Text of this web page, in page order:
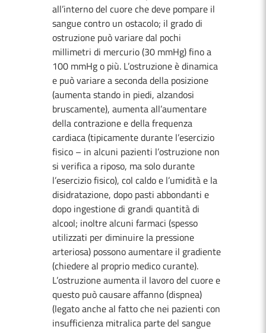
all’interno del cuore che deve pompare il
sangue contro un ostacolo; il grado di
ostruzione può variare dal pochi
millimetri di mercurio (30 mmHg) fino a
100 mmHg o più. L’ostruzione è dinamica
e può variare a seconda della posizione
(aumenta stando in piedi, alzandosi
bruscamente), aumenta all’aumentare
della contrazione e della frequenza
cardiaca (tipicamente durante l’esercizio
fisico – in alcuni pazienti l’ostruzione non
si verifica a riposo, ma solo durante
l’esercizio fisico), col caldo e l’umidità e la
disidratazione, dopo pasti abbondanti e
dopo ingestione di grandi quantità di
alcool; inoltre alcuni farmaci (spesso
utilizzati per diminuire la pressione
arteriosa) possono aumentare il gradiente
(chiedere al proprio medico curante).
L’ostruzione aumenta il lavoro del cuore e
questo può causare affanno (dispnea)
(legato anche al fatto che nei pazienti con
insufficienza mitralica parte del sangue